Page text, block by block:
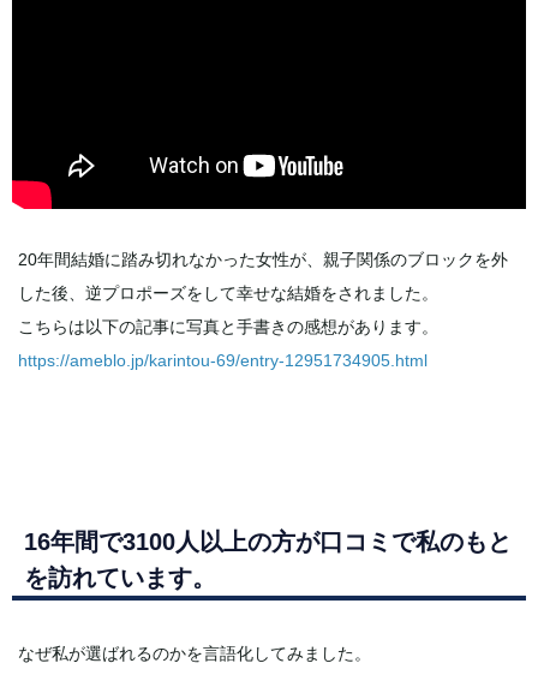
20年間結婚に踏み切れなかった女性が、親子関係のブロックを外
した後、逆プロポーズをして幸せな結婚をされました。
こちらは以下の記事に写真と手書きの感想があります。
https://ameblo.jp/karintou-69/entry-12951734905.html
16年間で3100人以上の方が口コミで私のもと
を訪れています。
なぜ私が選ばれるのかを言語化してみました。